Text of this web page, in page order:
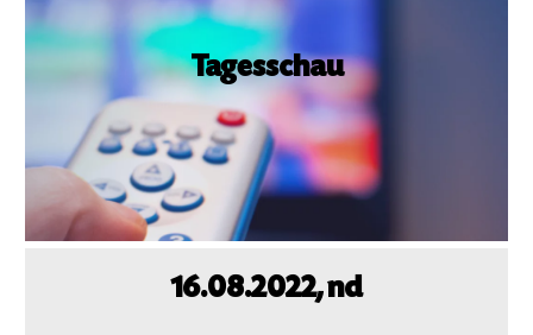
Dokumentationsstelle
Antiziganismus – DOSTA
Internationale Jugendarbeit
Abgeschlossene Projekte
Tagesschau
Unser Vorstandmitglied Violeta Balog auf der
Bundespressekonferenz:
»Es ist auch wichtig, Fälle zu dokumentieren,
bei denen wegen bestimmten Merkmalen
Wohnungen nicht erhalten werden oder die
Benotung in der Schule anders ausfällt oder
banale rassistische Aussagen im Alltag fallen«
16.08.2022, nd